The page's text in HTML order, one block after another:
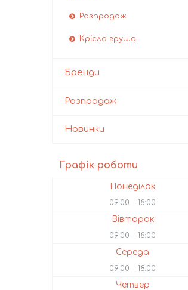
Розпродаж
Крісло груша
Бренди
Розпродаж
Новинки
Графік роботи
Понеділок
09:00 18:00
Вівторок
09:00 18:00
Середа
09:00 18:00
Четвер